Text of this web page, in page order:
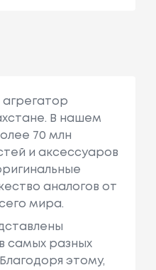
агрегатор
В нашем
70 млн
и аксессуаров
аналогов от
мира.
самых разных
этому,